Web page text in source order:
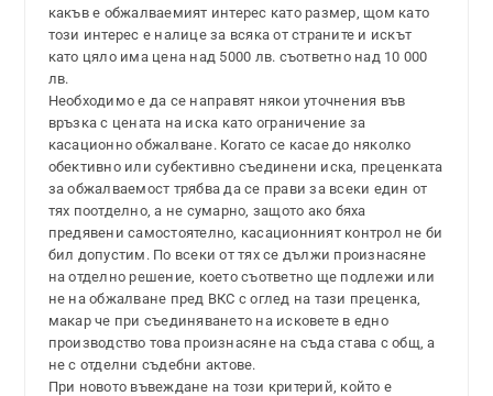
какъв е обжалваемият интерес като размер, щом като
този интерес е налице за всяка от страните и искът
като цяло има цена над 5000 лв. съответно над 10 000
лв.
Необходимо е да се направят някои уточнения във
връзка с цената на иска като ограничение за
касационно обжалване. Когато се касае до няколко
обективно или субективно съединени иска, преценката
за обжалваемост трябва да се прави за всеки един от
тях поотделно, а не сумарно, защото ако бяха
предявени самостоятелно, касационният контрол не би
бил допустим. По всеки от тях се дължи произнасяне
на отделно решение, което съответно ще подлежи или
не на обжалване пред ВКС с оглед на тази преценка,
макар че при съединяването на исковете в едно
производство това произнасяне на съда става с общ, а
не с отделни съдебни актове.
При новото въвеждане на този критерий, който е